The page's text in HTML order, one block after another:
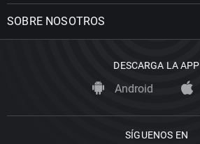
SOBRE NOSOTROS
DESCARGA LA APP
Android
SÍGUENOS EN